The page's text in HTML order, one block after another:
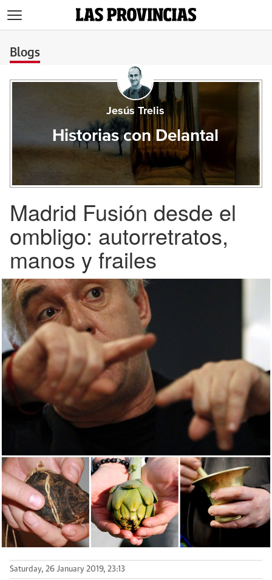
Blogs
Jesús Trelis
Historias con Delantal
Madrid Fusión desde el
ombligo: autorretratos,
manos y frailes
Saturday, 26 January 2019, 23:13